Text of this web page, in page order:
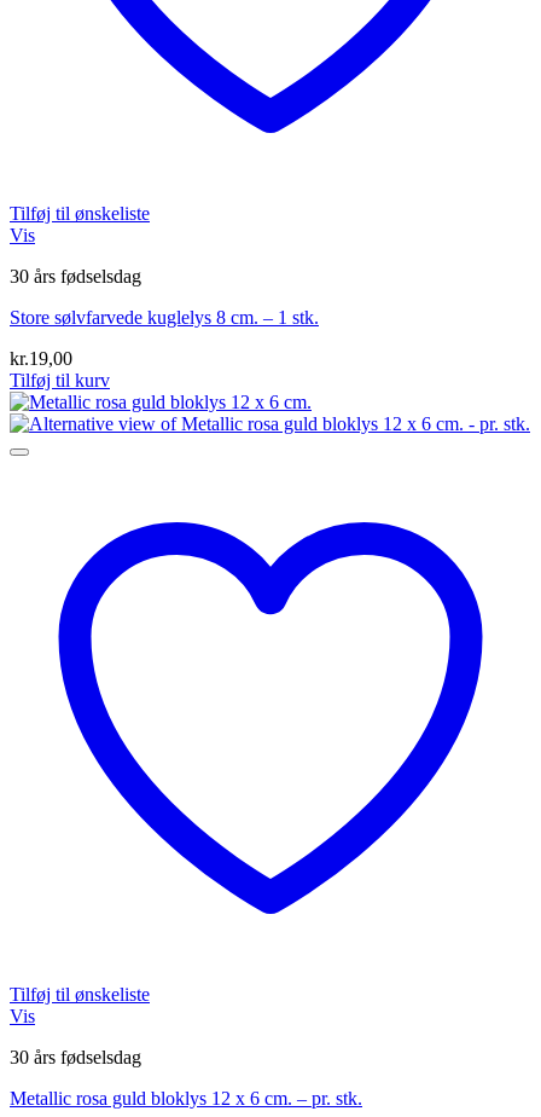
Tilføj til ønskeliste
Vis
30 års fødselsdag
Store sølvfarvede kuglelys 8 cm. – 1 stk.
kr.19,00
Tilføj til kurv
Tilføj til ønskeliste
Vis
30 års fødselsdag
Metallic rosa guld bloklys 12 x 6 cm. – pr. stk.